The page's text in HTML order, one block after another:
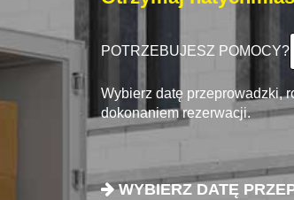
POTRZEBUJESZ POMOCY?
Wybierz datę przeprowadzki,
dokonaniem rezerwacji.
WYBIERZ DATĘ